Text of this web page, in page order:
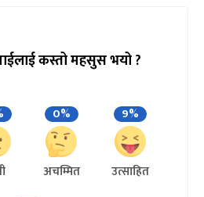
कस्तो महसुस भयो ?
0%
अचम्मित
9%
उत्साहित